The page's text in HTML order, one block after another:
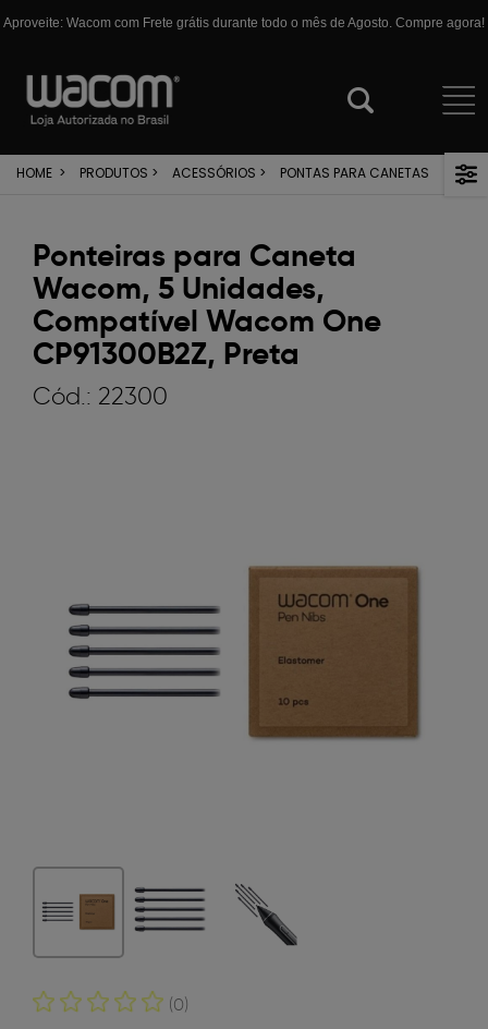
Aproveite: Wacom com Frete grátis durante todo o mês de Agosto. Compre agora!
HOME > PRODUTOS > ACESSÓRIOS > PONTAS PARA CANETAS
Ponteiras para Caneta
Wacom, 5 Unidades,
Compatível Wacom One
CP91300B2Z, Preta
Cód.: 22300
(0)